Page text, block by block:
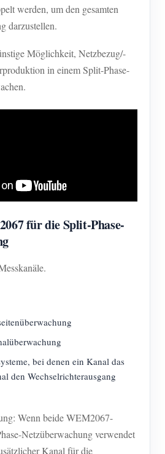
werden, um den gesamten
darzustellen.
Möglichkeit, Netzbezug/-
in einem Split-Phase-
für die Split-Phase-
bei denen ein Kanal das
den Wechselrichterausgang
Wenn beide WEM2067-
Netzüberwachung verwendet
Kanal für die